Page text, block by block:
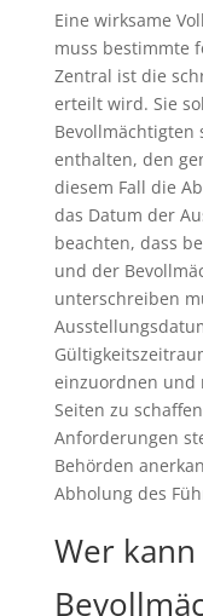
Eine wirksame
muss bestimmte
Zentral ist die
erteilt wird. Sie
Bevollmächtigten
enthalten, den
diesem Fall die
das Datum der
beachten, dass
und der
unterschreiben
einzuordnen und
Seiten zu
Anforderungen
Behörden
Abholung des
Wer kann